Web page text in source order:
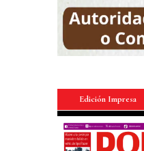
Edición Impresa